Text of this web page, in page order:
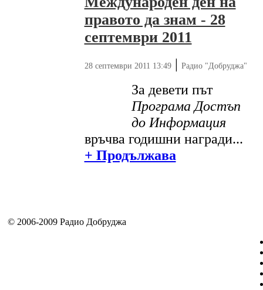
правото да знам - 28
септември 2011
28 септември 2011 13:49| Радио "Добруджа"
За девети път
Програма Достъп
до Информация
връчва годишни награди...
+ Продължава
© 2006-2009 Радио Добруджа